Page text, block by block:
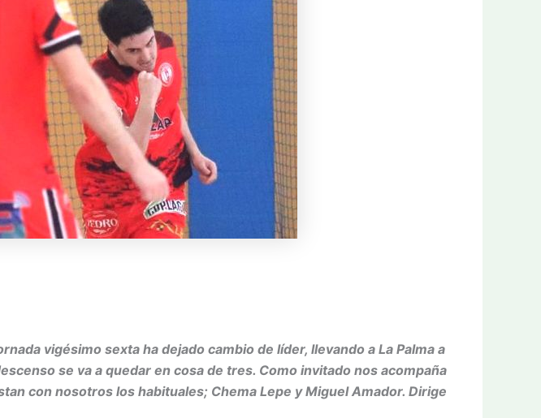
vigésimo sexta ha dejado cambio de líder, llevando a La Palma a
se va a quedar en cosa de tres. Como invitado nos acompaña
con nosotros los habituales; Chema Lepe y Miguel Amador. Dirige